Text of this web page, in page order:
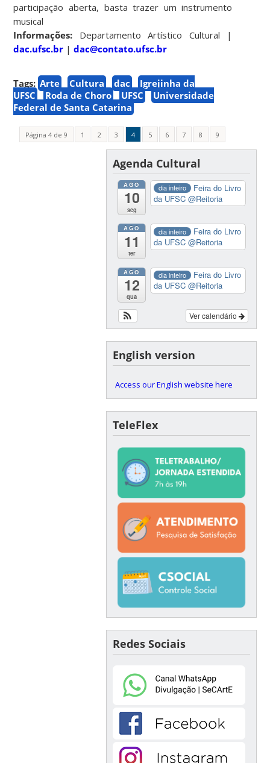
participação aberta, basta trazer um instrumento
musical
Informações: Departamento Artístico Cultural |
dac.ufsc.br |dac@contato.ufsc.br
Tags: Arte Cultura dac
Igrejinha da
UFSC
Roda de Choro UFSC
Universidade
Federal de Santa Catarina
Página 4 de 9 1 2 3 4 5 6 7 8 9
Agenda Cultural
AGO
10
seg
dia inteiro
Feira do Livro
da UFSC@Reitoria
AGO
11
ter
dia inteiro
Feira do Livro
da UFSC@Reitoria
AGO
12
qua
dia inteiro
Feira do Livro
da UFSC@Reitoria
Ver calendário
English version
Access our English website here
TeleFlex
Redes Sociais